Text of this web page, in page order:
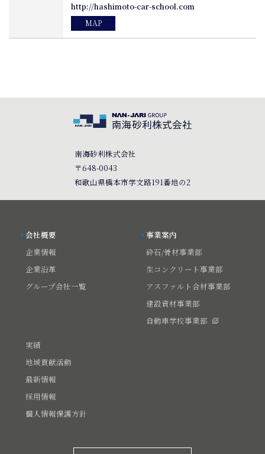
http://hashimoto-car-school.com
MAP
南海砂利株式会社
〒648-0043
和歌山県橋本市学文路191番地の2
会社概要
企業情報
企業沿革
グループ会社一覧
事業案内
砕石/骨材事業部
生コンクリート事業部
アスファルト合材事業部
建設資材事業部
自動車学校事業部
実績
地域貢献活動
最新情報
採用情報
個人情報保護方針